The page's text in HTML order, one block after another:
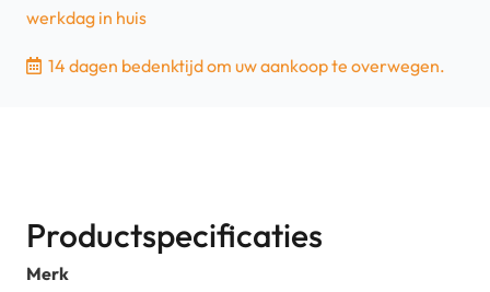
werkdag in huis
14 dagen bedenktijd om uw aankoop te overwegen.
Productspecificaties
Merk